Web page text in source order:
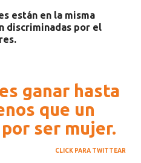
están en la misma
discriminadas por el
ganar hasta
que un
ser mujer.
CLICK PARA TWITTEAR